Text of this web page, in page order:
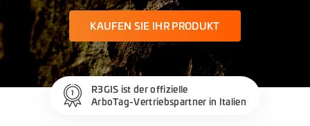
KAUFEN SIE IHR PRODUKT
R3GIS ist der offizielle
ArboTag-Vertriebspartner in Italien